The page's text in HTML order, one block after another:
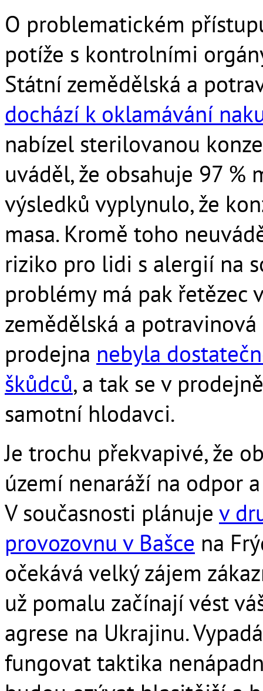
O problematickém
potíže s kontrolními
Státní zemědělská a
dochází k oklamávání
nabízel sterilovanou
uváděl, že obsahuje 97 %
výsledků vyplynulo, že
masa. Kromě toho
riziko pro lidi s alergií na
problémy má pak řetězec
zemědělská a
prodejna nebyla
škůdců, a tak se v
samotní hlodavci.
Je trochu překvapivé, že
území nenaráží na odpor
V současnosti plánuje v
provozovnu v Bašce na
očekává velký zájem
už pomalu začínají vést
agrese na Ukrajinu.
fungovat taktika